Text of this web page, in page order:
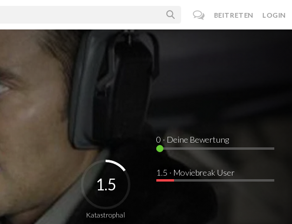
BEITRETEN LOGIN
Katastrophal
1.5
0 · Deine Bewertung
1.5 · Moviebreak User